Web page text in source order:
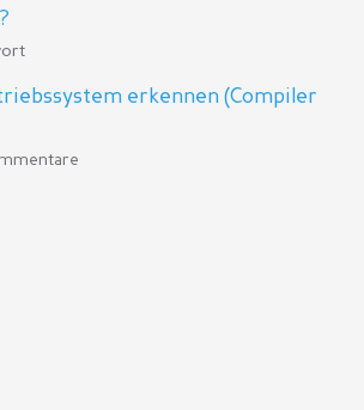
erkennen (Compiler